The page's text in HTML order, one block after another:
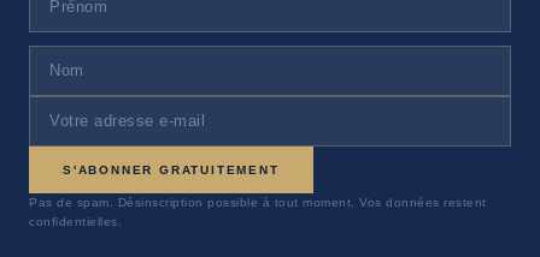
S'ABONNER GRATUITEMENT
Pas de spam. Désinscription possible à tout moment. Vos données restent
confidentielles.